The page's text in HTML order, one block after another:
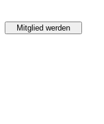
dieses
Feld
lasse
dieses